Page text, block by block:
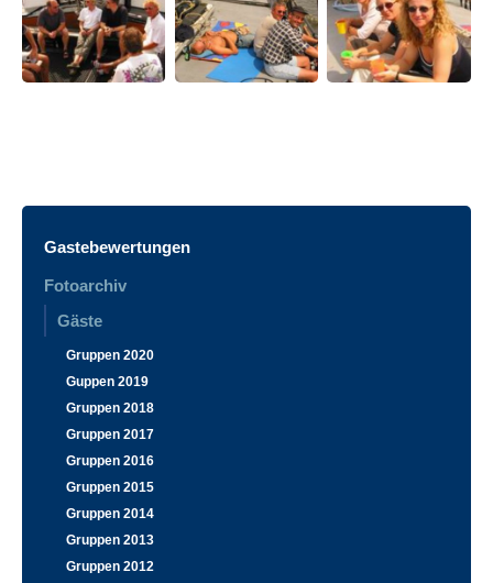
Gastebewertungen
Fotoarchiv
Gäste
Gruppen 2020
Guppen 2019
Gruppen 2018
Gruppen 2017
Gruppen 2016
Gruppen 2015
Gruppen 2014
Gruppen 2013
Gruppen 2012